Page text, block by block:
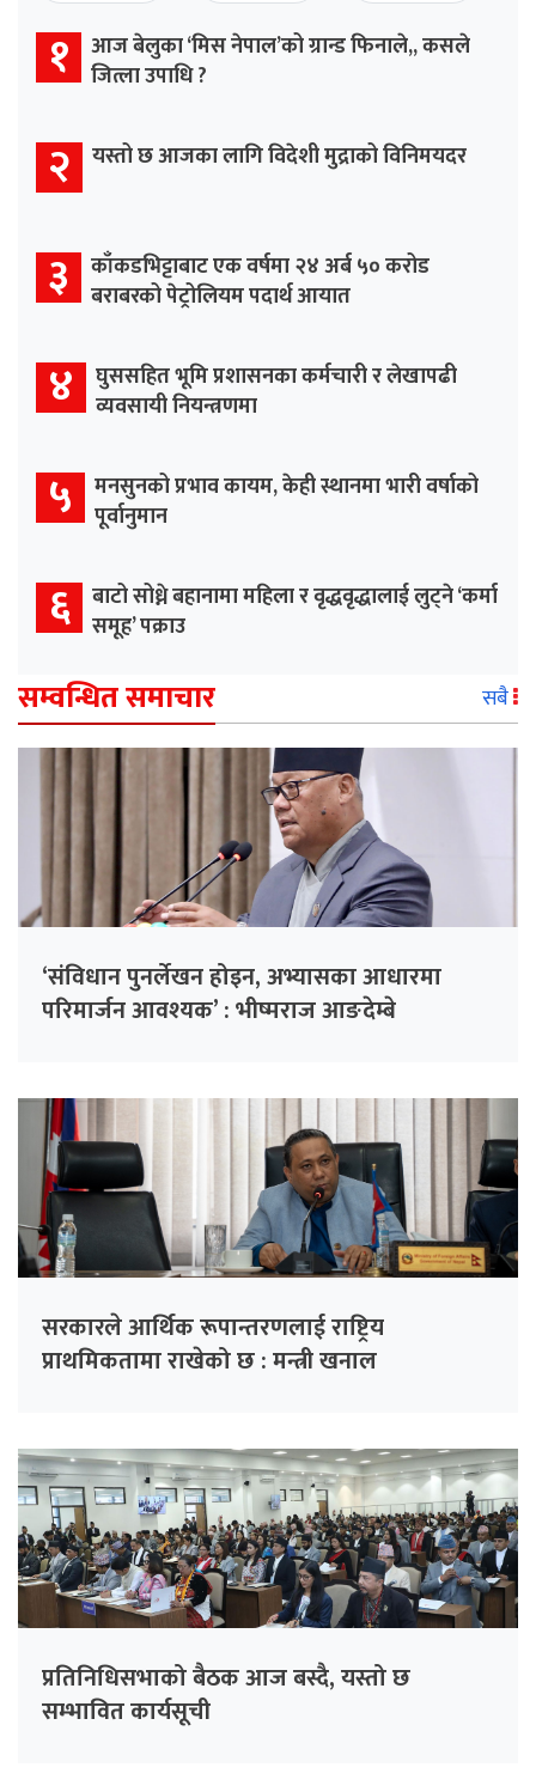
१ आज बेलुका ‘मिस नेपाल’को ग्रान्ड फिनाले,, कसले
जित्ला उपाधि ?
२ यस्तो छ आजका लागि विदेशी मुद्राको विनिमयदर
३ काँकडभिट्टाबाट एक वर्षमा २४ अर्ब ५० करोड
बराबरको पेट्रोलियम पदार्थ आयात
४ घुससहित भूमि प्रशासनका कर्मचारी र लेखापढी
व्यवसायी नियन्त्रणमा
५ मनसुनको प्रभाव कायम, केही स्थानमा भारी वर्षाको
पूर्वानुमान
६ बाटो सोध्ने बहानामा महिला र वृद्धवृद्धालाई लुट्ने ‘कर्मा
समूह’ पक्राउ
सम्वन्धित समाचार सबै
‘संविधान पुनर्लेखन होइन, अभ्यासका आधारमा
परिमार्जन आवश्यक’ : भीष्मराज आङदेम्बे
सरकारले आर्थिक रूपान्तरणलाई राष्ट्रिय
प्राथमिकतामा राखेको छ : मन्त्री खनाल
प्रतिनिधिसभाको बैठक आज बस्दै, यस्तो छ
सम्भावित कार्यसूची